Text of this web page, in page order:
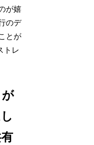
が嬉
のデ
とが
トレ